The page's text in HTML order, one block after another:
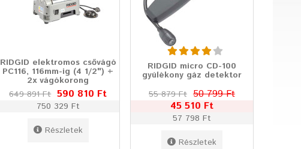
RIDGID elektromos csővágó
PC116, 116mm-ig (4 1/2") +
2x vágókorong
649 891 Ft 590 810 Ft
750 329 Ft
Részletek
RIDGID micro CD-100
gyúlékony gáz detektor
55 879 Ft 50 799 Ft
45 510 Ft
57 798 Ft
Részletek